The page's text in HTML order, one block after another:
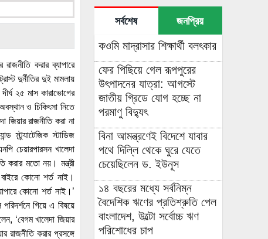
করার ব্যাপারে
দুর্নীতির দুই মামলায়
২৫ মাস কারাভোগের
ও চিকিৎসা নিতে
রাজনীতি করা না
স্ট্র্যাটেজিক স্টাডিজ
চেয়ারপারসন খালেদা
করার মতো নয়। মন্ত্রী
কোনো শর্ত নাই।
কোনো শর্ত নাই।’
গিয়ে এ বিষয়ে
‘বেগম খালেদা জিয়ার
রাজনীতি করার প্রসঙ্গে
সর্বশেষ জনপ্রিয়
কওমি মাদ্রাসার শিক্ষার্থী বলৎকার
ফের পিছিয়ে গেল রূপপুরের
উৎপাদনের যাত্রা: আগস্টে
জাতীয় গ্রিডে যোগ হচ্ছে না
পরমাণু বিদ্যুৎ
বিনা আমন্ত্রণেই বিদেশে যাবার
পথে দিল্লি থেকে ঘুরে যেতে
চেয়েছিলেন ড. ইউনূস
১৪ বছরের মধ্যে সর্বনিম্ন
বৈদেশিক ঋণের প্রতিশ্রুতি পেল
বাংলাদেশ, উল্টো সর্বোচ্চ ঋণ
পরিশোধের চাপ